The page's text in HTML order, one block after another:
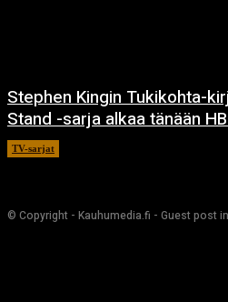
Stephen Kingin Tukikohta-
Stand -sarja alkaa tänään
TV-sarjat
© Copyright - Kauhumedia.fi - Guest post